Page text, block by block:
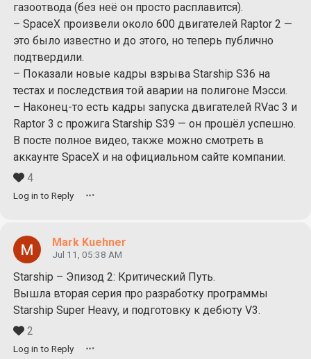
газоотвода (без неё он просто расплавится).
– SpaceX произвели около 600 двигателей Raptor 2 —
это было известно и до этого, но теперь публично
подтвердили.
– Показали новые кадры взрыва Starship S36 на
тестах и последствия той аварии на полигоне Мэсси.
– Наконец-то есть кадры запуска двигателей RVac 3 и
Raptor 3 с прожига Starship S39 — он прошёл успешно.
В посте полное видео, также можно смотреть в
аккаунте SpaceX и на официальном сайте компании.
4
Log in to Reply
Mark Kuehner
Jul 11, 05:38 AM
Starship – Эпизод 2: Критический Путь.
Вышла вторая серия про разработку программы
Starship Super Heavy, и подготовку к дебюту V3.
2
Log in to Reply